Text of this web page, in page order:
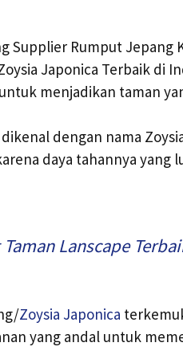
Supplier Rumput Jepang
Japonica Terbaik di
menjadikan taman
dengan nama
daya tahannya yang
Lanscape
Zoysia Japonica
yang andal untuk